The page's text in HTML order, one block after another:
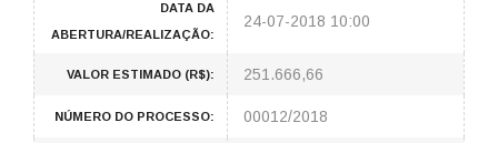
DATA DA
ABERTURA/REALIZAÇÃO:
24-07-2018 10:00
VALOR ESTIMADO (R$): 251.666,66
NÚMERO DO PROCESSO: 00012/2018